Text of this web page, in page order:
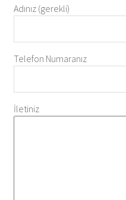
Adınız (gerekli)
Telefon Numaranız
İletiniz